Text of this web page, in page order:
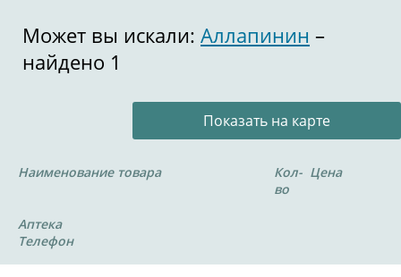
Может вы искали: Аллапинин –
найдено 1
Показать на карте
Наименование товара
Кол-
во
Цена
Аптека
Телефон